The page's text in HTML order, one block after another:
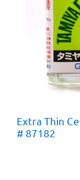
Extra Thin
# 87182